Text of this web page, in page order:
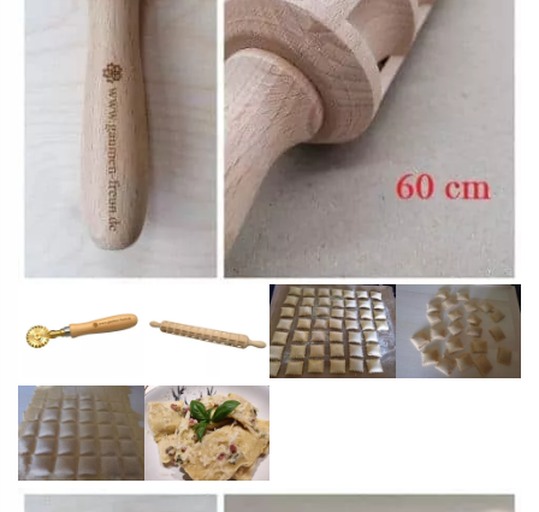
3 vorrätig
60cm
Wunderholz
+
Teigrädchen
Messing
In den Warenkorb
Alternative: